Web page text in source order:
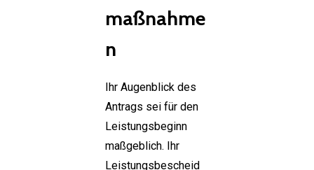
maßnahme
n
Ihr Augenblick des
Antrags sei für den
Leistungsbeginn
maßgeblich. Ihr
Leistungsbescheid